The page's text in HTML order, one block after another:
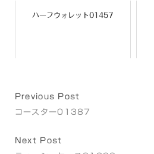
ハーフウォレット01457
Previous Post
コースター01387
Next Post